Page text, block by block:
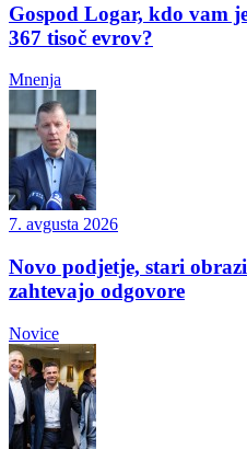
Gospod Logar, kdo vam
367 tisoč evrov?
Mnenja
7. avgusta 2026
Novo podjetje, stari
zahtevajo odgovore
Novice